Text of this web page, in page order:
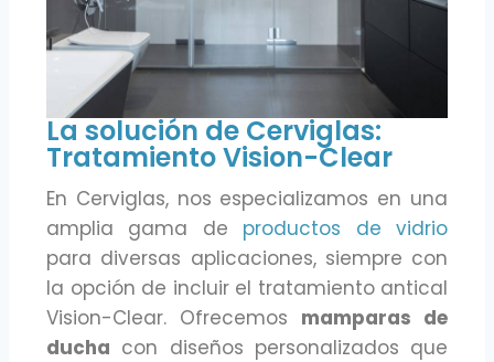
La solución de Cerviglas:
Tratamiento Vision-Clear
En Cerviglas, nos especializamos en una
amplia gama de productos de vidrio
para diversas aplicaciones, siempre con
la opción de incluir el tratamiento antical
Vision-Clear. Ofrecemos mamparas de
ducha con diseños personalizados que